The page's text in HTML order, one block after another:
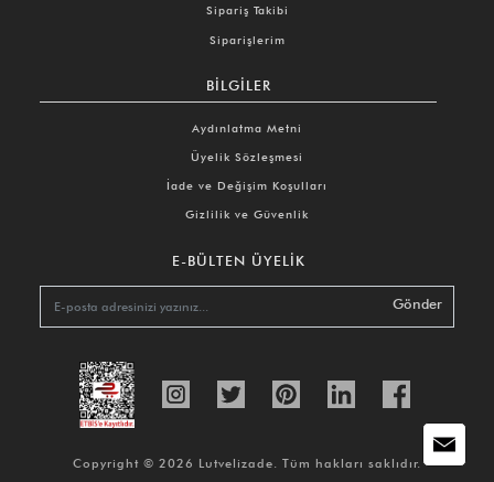
Sipariş Takibi
Siparişlerim
BILGILER
Aydınlatma Metni
Üyelik Sözleşmesi
İade ve Değişim Koşulları
Gizlilik ve Güvenlik
E-BÜLTEN ÜYELIK
Gönder
Copyright © 2026 Lutvelizade. Tüm hakları saklıdır.